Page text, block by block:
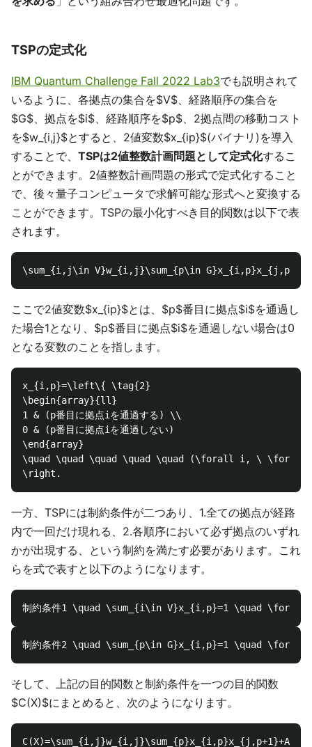
TSPの定式化
IBM Quantum Challenge Fall 2022 Lab3でも説明されて
いるように、各拠点の集合を$V$、経路順序の集合を
$G$、拠点を$i$、経路順序を$p$、2拠点間の移動コスト
を$w_{i,j}$とすると、2値変数$x_{ip}$(バイナリ)を導入
することで、 TSPは2値整数計画問題として定式化するこ
とができます。2値整数計画問題の形式で定式化すること
で、後々量子コンピュータで求解可能な形式へと変換する
ことができます。TSPの最小化すべき目的関数は以下で表
されます。
ここで2値変数$x_{ip}$とは、$p$番目に拠点$i$を通過し
た場合1となり、$p$番目に拠点$i$を通過しない場合は0
となる変数のことを指します。
x_{i,p}=\left\{ \tag{2}
\begin{array}{ll}
1 & (p番目に拠点iを通過する) \\
0 & (p番目に拠点iを通過しない)
\end{array}
\quad \quad \quad \quad \quad (\forall i, \ \forall
一方、TSPには制約条件が二つあり、1.全ての拠点が経路
内で一回だけ現れる、2.各順序において必ず拠点のいずれ
かが出現する、という制約を満たす必要があります。これ
らを式で表すと以下のようになります。
そして、上記の目的関数と制約条件を一つの目的関数
$C(X)$にまとめると、次のようになります。